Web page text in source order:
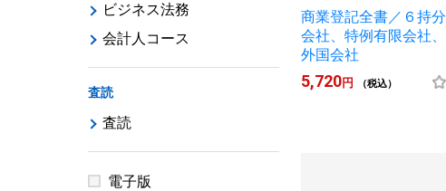
商業登記全書／６持分
会社、特例有限会社、
外国会社
5,720円 （税込）
ビジネス法務
会計人コース
査読
査読
電子版